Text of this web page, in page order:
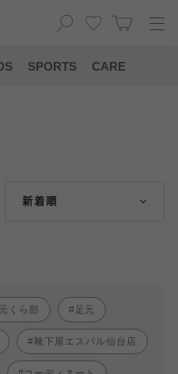
SPORTS CARE
新着順
くら部 足元
靴下屋エスパル仙台店